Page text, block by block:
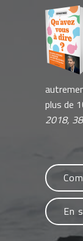
plus de
2018,
En